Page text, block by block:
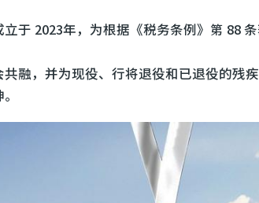
于 2023年，为根据《税务条例》第 88
融，并为现役、行将退役和已退役的残